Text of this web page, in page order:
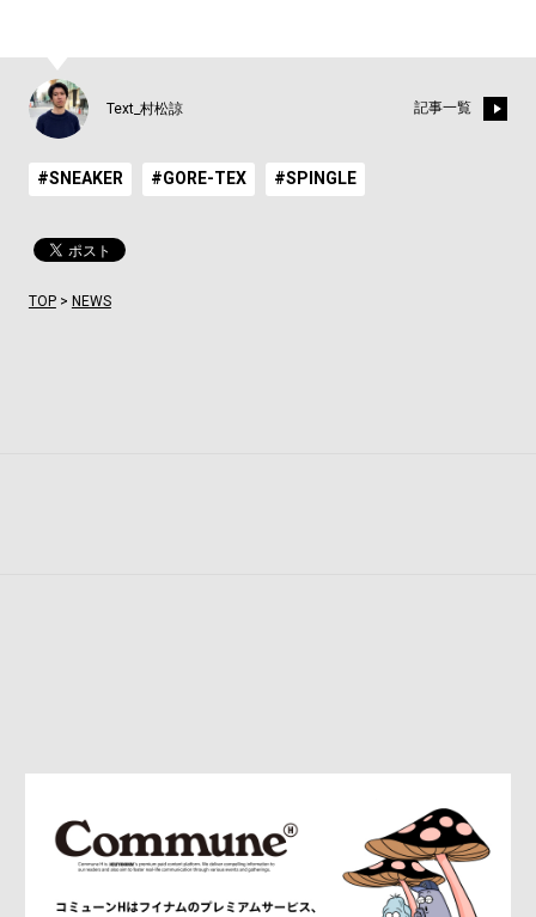
Text_村松諒 記事一覧
#SNEAKER #GORE-TEX #SPINGLE
TOP> NEWS